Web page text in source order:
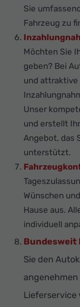
Sie
Fahrzeug zu
Möchten Sie
geben? Bei
und attraktive
Unser
und erstellt
Angebot, das
unterstützt.
Wünschen
Hause aus.
individuell
Bundesweit
Sie den
angenehmen
Lieferservice